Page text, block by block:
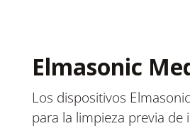
Elmasonic
Los dispositivos
para la limpieza previa de